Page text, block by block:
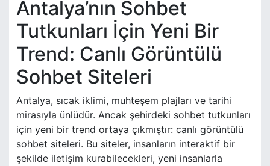
Antalya’nın Sohbet
Tutkunları İçin Yeni Bir
Trend: Canlı Görüntülü
Sohbet Siteleri
Antalya, sıcak iklimi, muhteşem plajları ve tarihi
mirasıyla ünlüdür. Ancak şehirdeki sohbet tutkunları
için yeni bir trend ortaya çıkmıştır: canlı görüntülü
sohbet siteleri. Bu siteler, insanların interaktif bir
şekilde iletişim kurabilecekleri, yeni insanlarla